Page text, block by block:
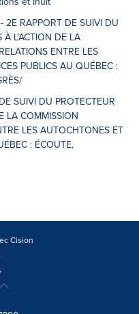
RAPPORT DE SUIVI DU
À L'ACTION DE LA
ENTRE LES
PUBLICS AU QUÉBEC :
SUIVI DU PROTECTEUR
LA COMMISSION
LES AUTOCHTONES ET
: ÉCOUTE,
Cision